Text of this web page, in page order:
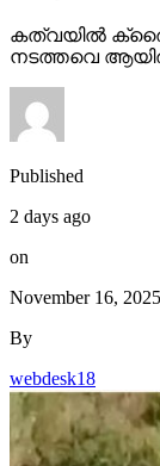
കത്വയില്‍
നടത്തവെ
Published
2 days ago
on
November 16, 2025
By
webdesk18